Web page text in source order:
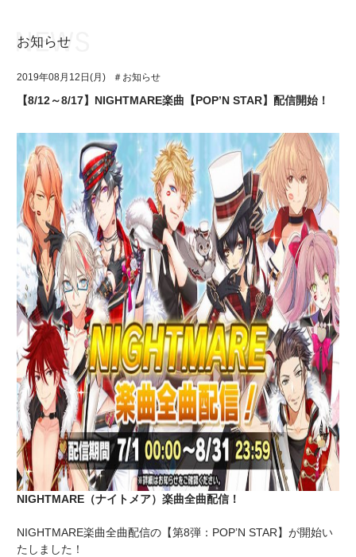
アプリゲーム
イベント・キャンペーン
ミュージック
グッズ・本
ギャラリー
ユニット&キャラクター
アプリゲーム
イベント・キャンペーン
ミュージック
グッズ・本
ギャラリー
お知らせ
2019年08月12日(月) ＃お知らせ
【8/12～8/17】NIGHTMARE楽曲【POP’N STAR】配信開始！
NIGHTMARE（ナイトメア）楽曲全曲配信！
NIGHTMARE楽曲全曲配信の【第8弾：POP’N STAR】が開始い
たしました！